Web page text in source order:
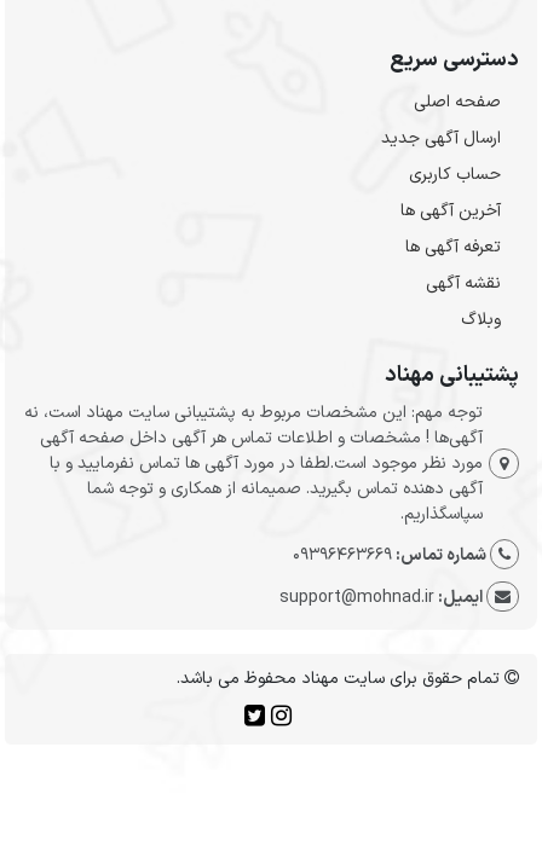
دسترسی سریع
صفحه اصلی
ارسال‌ آگهی جدید
حساب کاربری
آخرین آگهی ها
تعرفه آگهی ها
نقشه آگهی
وبلاگ
پشتیبانی مهناد
توجه مهم: این مشخصات مربوط به پشتیبانی سایت مهناد است، نه
آگهی‌ها ! مشخصات و اطلاعات تماس هر آگهی داخل صفحه آگهی
مورد نظر موجود است.لطفا در مورد آگهی ها تماس نفرمایید و با
آگهی دهنده تماس بگیرید. صمیمانه از همکاری و توجه شما
سپاسگذاریم.
شماره تماس:09396463669
ایمیل:support@mohnad.ir
تمام حقوق برای سایت مهناد محفوظ می باشد.